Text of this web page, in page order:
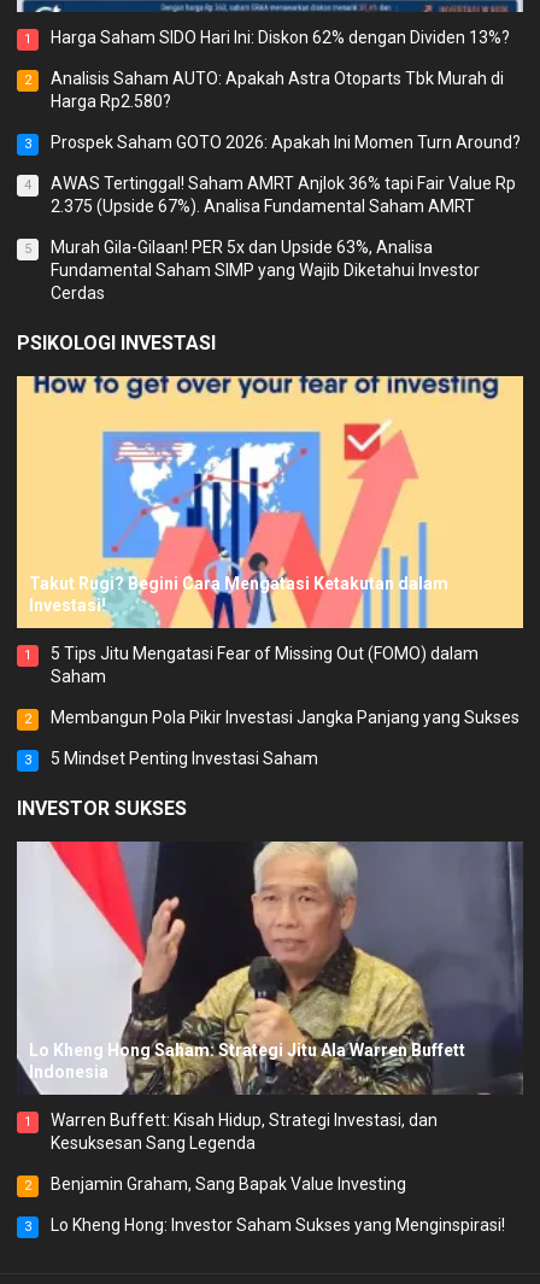
1 Harga Saham SIDO Hari Ini: Diskon 62% dengan Dividen 13%?
2
Analisis Saham AUTO: Apakah Astra Otoparts Tbk Murah di
Harga Rp2.580?
3 Prospek Saham GOTO 2026: Apakah Ini Momen Turn Around?
4
AWAS Tertinggal! Saham AMRT Anjlok 36% tapi Fair Value Rp
2.375 (Upside 67%). Analisa Fundamental Saham AMRT
5
Murah Gila-Gilaan! PER 5x dan Upside 63%, Analisa
Fundamental Saham SIMP yang Wajib Diketahui Investor
Cerdas
PSIKOLOGI INVESTASI
Takut Rugi? Begini Cara Mengatasi Ketakutan dalam
Investasi!
1
5 Tips Jitu Mengatasi Fear of Missing Out (FOMO) dalam
Saham
2 Membangun Pola Pikir Investasi Jangka Panjang yang Sukses
3 5 Mindset Penting Investasi Saham
INVESTOR SUKSES
Lo Kheng Hong Saham: Strategi Jitu Ala Warren Buffett
Indonesia
1
Warren Buffett: Kisah Hidup, Strategi Investasi, dan
Kesuksesan Sang Legenda
2 Benjamin Graham, Sang Bapak Value Investing
3 Lo Kheng Hong: Investor Saham Sukses yang Menginspirasi!